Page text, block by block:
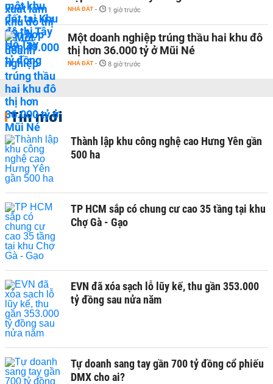
NHÀ ĐẤT - 1 giờ trước
Một doanh nghiệp trúng thầu hai khu đô
thị hơn 36.000 tỷ ở Mũi Né
NHÀ ĐẤT - 8 giờ trước
Tin mới
Thành lập khu công nghệ cao Hưng Yên gần
500 ha
TP HCM sắp có chung cư cao 35 tầng tại khu
Chợ Gà - Gạo
EVN đã xóa sạch lỗ lũy kế, thu gần 353.000
tỷ đồng sau nửa năm
Tự doanh sang tay gần 700 tỷ đồng cổ phiếu
DMX cho ai?